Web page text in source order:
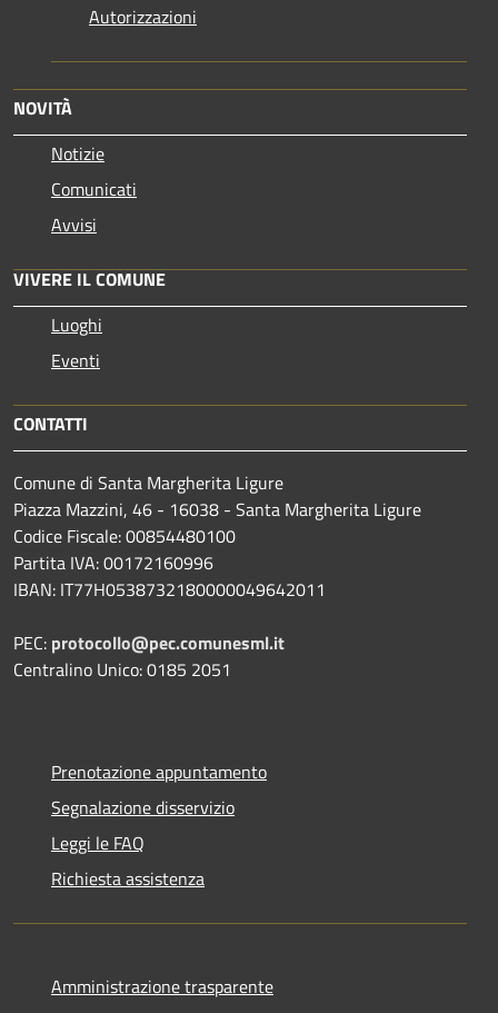
Autorizzazioni
NOVITÀ
Notizie
Comunicati
Avvisi
VIVERE IL COMUNE
Luoghi
Eventi
CONTATTI
Comune di Santa Margherita Ligure
Piazza Mazzini, 46 - 16038 - Santa Margherita Ligure
Codice Fiscale: 00854480100
Partita IVA: 00172160996
IBAN: IT77H0538732180000049642011
PEC: protocollo@pec.comunesml.it
Centralino Unico: 0185 2051
Prenotazione appuntamento
Segnalazione disservizio
Leggi le FAQ
Richiesta assistenza
Amministrazione trasparente